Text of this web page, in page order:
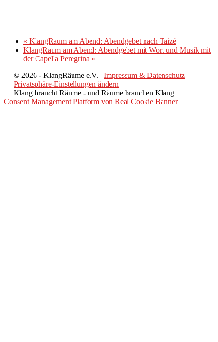
« KlangRaum am Abend: Abendgebet nach Taizé
KlangRaum am Abend: Abendgebet mit Wort und Musik mit
der Capella Peregrina »
© 2026 - KlangRäume e.V. | Impressum & Datenschutz
Privatsphäre-Einstellungen ändern
Klang braucht Räume - und Räume brauchen Klang
Consent Management Platform von Real Cookie Banner